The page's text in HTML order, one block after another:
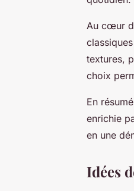
Au cœur
textures,
choix
En
enrichie
en une
Idées